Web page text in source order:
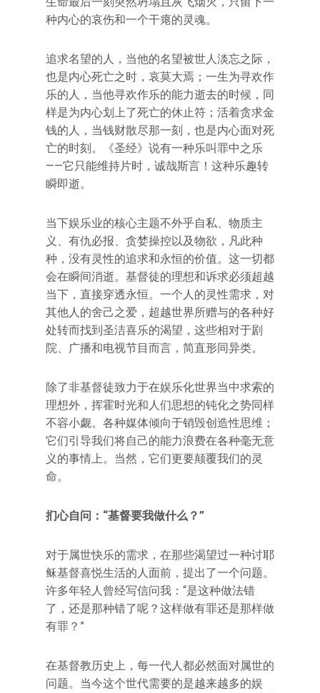
种内心的哀伤和一个干瘪的灵魂。
追求名望的人，当他的名望被世人淡忘之际，
也是内心死亡之时，哀莫大焉；一生为寻欢作
乐的人，当他寻欢作乐的能力逝去的时候，同
样是为内心划上了死亡的休止符；活着贪求金
钱的人，当钱财散尽那一刻，也是内心面对死
亡的时刻。《圣经》说有一种乐叫罪中之乐
——它只能维持片时，诚哉斯言！这种乐趣转
瞬即逝。
当下娱乐业的核心主题不外乎自私、物质主
义、有仇必报、贪婪操控以及物欲，凡此种
种，没有灵性的追求和永恒的价值。这一切都
会在瞬间消逝。基督徒的理想和诉求必须超越
当下，直接穿透永恒。一个人的灵性需求，对
其他人的舍己之爱，超越世界所赠与的各种好
处转而找到圣洁喜乐的渴望，这些相对于剧
院、广播和电视节目而言，简直形同异类。
除了非基督徒致力于在娱乐化世界当中求索的
理想外，挥霍时光和人们思想的钝化之势同样
不容小觑。各种媒体倾向于销毁创造性思维；
它们引导我们将自己的能力浪费在各种毫无意
义的事情上。当然，它们更要颠覆我们的灵
命。
扪心自问：“基督要我做什么？”
对于属世快乐的需求，在那些渴望过一种讨耶
稣基督喜悦生活的人面前，提出了一个问题。
许多年轻人曾经写信问我：“是这种做法错
了，还是那种错了呢？这样做有罪还是那样做
有罪？”
在基督教历史上，每一代人都必然面对属世的
问题。当今这个世代需要的是越来越多的娱